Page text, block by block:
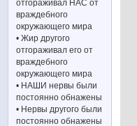
отгораживал НАС от
враждебного
окружающего мира
• Жир другого
отгораживал его от
враждебного
окружающего мира
• НАШИ нервы были
постоянно обнажены
• Нервы другого были
постоянно обнажены